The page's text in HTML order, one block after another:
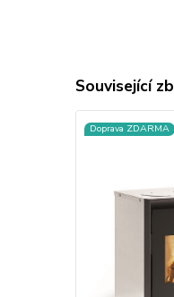
Související
Doprava ZDARMA